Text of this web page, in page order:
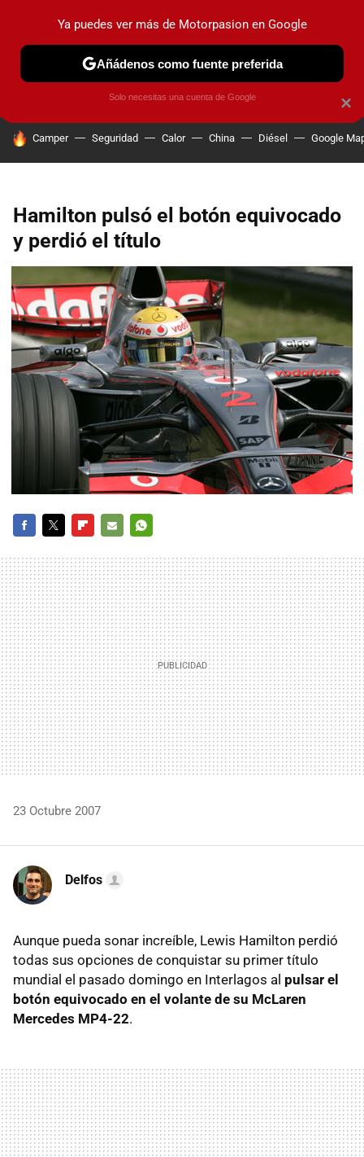
PRUEBAS COCHES ELÉCTRICOS OBSERVATORIO
HOY SE HABLA DE
Camper Seguridad Calor China Diésel Google
Hamilton pulsó el botón equivocado
y perdió el título
MAIL
23 Octubre 2007
Delfos
Aunque pueda sonar increíble, Lewis Hamilton perdió
todas sus opciones de conquistar su primer título
mundial el pasado domingo en Interlagos al pulsar el
botón equivocado en el volante de su McLaren
Mercedes MP4-22.
×
Ya puedes ver más de Motorpasion en Google
Añádenos como fuente preferida
Solo necesitas una cuenta de Google